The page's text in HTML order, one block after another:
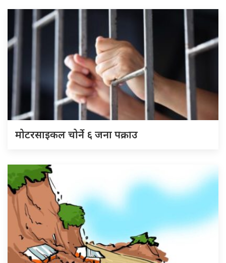
मोटरसाइकल चोर्ने ६ जना पक्राउ